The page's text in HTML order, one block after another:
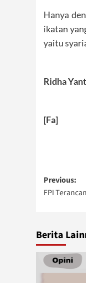
Hanya
ikatan
yaitu
Ridha
[Fa]
Post
Previous:
FPI
Berita